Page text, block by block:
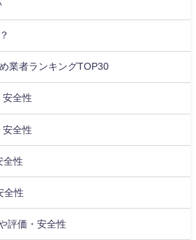
業者ランキングTOP30
安全性
安全性
全性
全性
評価・安全性